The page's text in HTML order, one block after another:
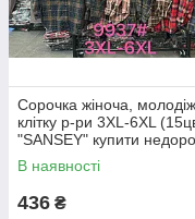
Сорочка жіноча,
клітку р-ри 3XL-6XL
"SANSEY" купити
від прямого
В наявності
436 ₴